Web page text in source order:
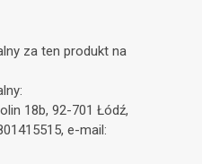
za ten produkt na
18b, 92-701 Łódź,
e-mail: